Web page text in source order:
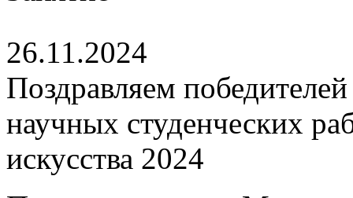
26.11.2024
Поздравляем
научных студенческих
искусства 2024